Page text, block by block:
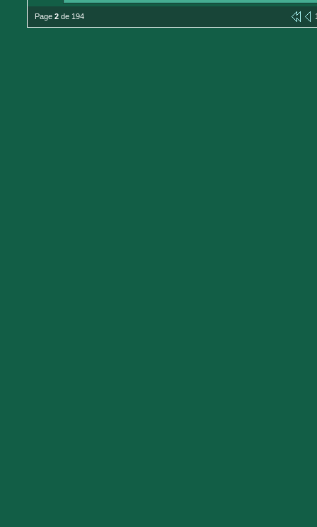
Page 2 de 194